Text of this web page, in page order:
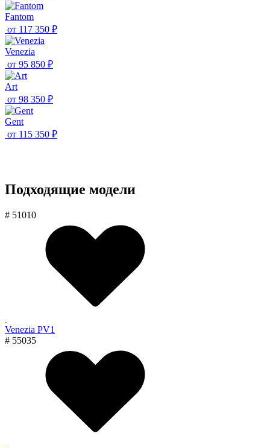
Fantom
от 117 350 ₽
Venezia
от 95 850 ₽
Art
от 98 350 ₽
Gent
от 115 350 ₽
Подходящие модели
# 51010
Venezia PV1
# 55035